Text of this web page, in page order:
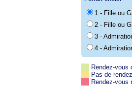
1 - Fille ou
2 - Fille ou
3 -
4 -
Rendez-vous
Pas de
Rendez-vous